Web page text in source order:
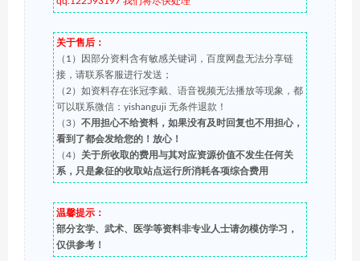
关于售后：
（1）因部分资料含有敏感关键词，百度网盘无法分享链
接，请联系客服进行发送；
（2）如资料存在张冠李戴、语音视频无法播放等现象，都
可以联系微信：yishanguji 无条件退款！
（3） 不用担心不给资料，如果没有及时回复也不用担心，
看到了都会发给您的！放心！
（4） 关于所收取的费用与其对应资源价值不发生任何关
系，只是象征的收取站点运行所消耗各项综合费用
温馨提示：
部分玄学、武术、医学等资料非专业人士请勿模仿学习，
仅供参考！